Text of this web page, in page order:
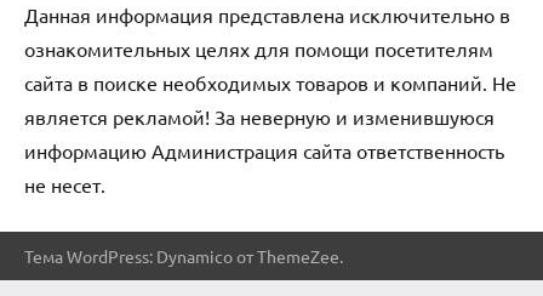
Данная информация представлена исключительно в
ознакомительных целях для помощи посетителям
сайта в поиске необходимых товаров и компаний. Не
является рекламой! За неверную и изменившуюся
информацию Администрация сайта ответственность
не несет.
Тема WordPress: Dynamico от ThemeZee.